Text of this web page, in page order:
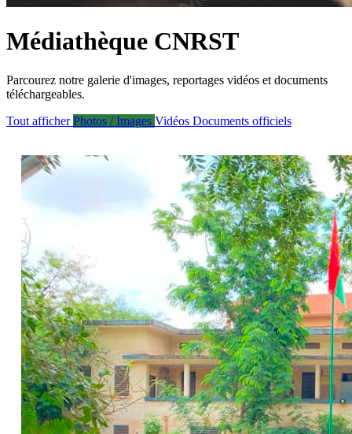
Médiathèque CNRST
Parcourez notre galerie d'images, reportages vidéos et documents
téléchargeables.
Tout afficherPhotos / Images Vidéos Documents officiels